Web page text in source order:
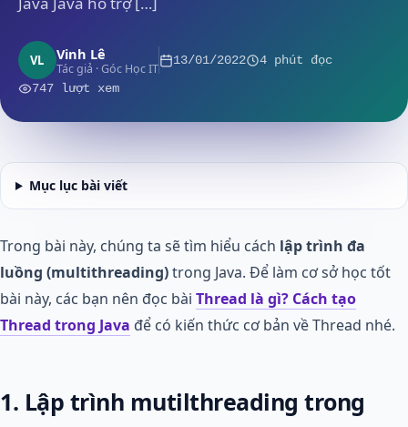
VL Vinh Lê
Tác giả · Góc Học IT
13/01/2022 4 phút đọc
747 lượt xem
Mục lục bài viết
Trong bài này, chúng ta sẽ tìm hiểu cách lập trình đa
luồng (multithreading)trong Java. Để làm cơ sở học tốt
bài này, các bạn nên đọc bài Thread là gì? Cách tạo
Thread trong Java để có kiến thức cơ bản về Thread nhé.
1. Lập trình mutilthreading trong